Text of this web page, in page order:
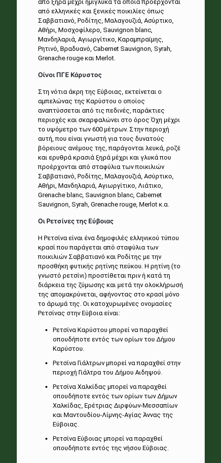
από ξηρά μέχρι ημίγλυκα τα οποία προέρχονται
από ελληνικές και ξενικές ποικιλίες όπως
Σαββατιανό, Ροδίτης, Μαλαγουζιά, Ασύρτικο,
Αθήρι, Μοσχοφίλερο, Sauvignon blanc,
Μανδηλαριά, Αγιωργίτικο, Καραμπραϊμης,
Ρητινό, Βραδυανό, Cabernet Sauvignon, Syrah,
Grenache rouge και Merlot.
Οίνοι ΠΓΕ Κάρυστος
Στη νότια άκρη της Εύβοιας, εκτείνεται ο
αμπελώνας της Καρύστου ο οποίος
αναπτύσσεται από τις πεδινές, παράκτιες
περιοχές και σκαρφαλώνει στο όρος Όχη μέχρι
το υψόμετρο των 600 μέτρων. Στην περιοχή
αυτή, που είναι γνωστή για τους δυνατούς
βόρειους ανέμους της, παράγονται λευκά, ροζέ
και ερυθρά κρασιά ξηρά μέχρι και γλυκά που
προέρχονται από σταφύλια των ποικιλιών
Σαββατιανό, Ροδίτης, Μαλαγουζιά, Ασύρτικο,
Αθήρι, Μανδηλαριά, Αγιωργίτικο, Λιάτικο,
Grenache blanc, Sauvignon blanc, Cabernet
Sauvignon, Syrah, Grenache rouge, Merlot κ.α.
Οι Ρετσίνες της Εύβοιας
Η Ρετσίνα είναι ένα δημοφιλές ελληνικού τύπου
κρασί που παράγεται από σταφύλια των
ποικιλιών Σαββατιανό και Ροδίτης με την
προσθήκη φυτικής ρητίνης πεύκου. Η ρητίνη (το
γνωστό ρετσίνι) προστίθεται πριν ή κατά τη
διάρκεια της ζύμωσης και μετά την ολοκλήρωσή
της απομακρύνεται, αφήνοντας στο κρασί μόνο
το άρωμά της. Οι κατοχυρωμένες ονομασίες
Ρετσίνας στην Εύβοια είναι:
Ρετσίνα Καρύστου μπορεί να παραχθεί
οπουδήποτε εντός των ορίων του Δήμου
Καρύστου.
Ρετσίνα Γιάλτρων μπορεί να παραχθεί στην
περιοχή Γιάλτρα του Δήμου Αιδηψού.
Ρετσίνα Χαλκίδας μπορεί να παραχθεί
οπουδήποτε εντός των ορίων των Δήμων
Χαλκίδας, Ερέτριας Διρφύων-Μεσσαπίων
και Μαντουδίου-Λίμνης-Αγίας Άννας της
Εύβοιας.
Ρετσίνα Εύβοιας μπορεί να παραχθεί
οπουδήποτε εντός της νήσου Εύβοιας.